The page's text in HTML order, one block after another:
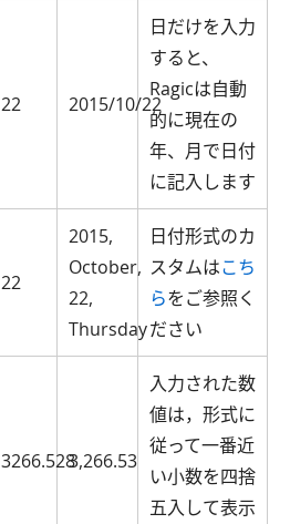
22 2015/10/22
日だけを入力
すると、
Ragicは自動
的に現在の
年、月で日付
に記入します
22
2015,
October,
22,
Thursday
日付形式のカ
スタムはこち
らをご参照く
ださい
3266.5283,266.53
入力された数
値は，形式に
従って一番近
い小数を四捨
五入して表示